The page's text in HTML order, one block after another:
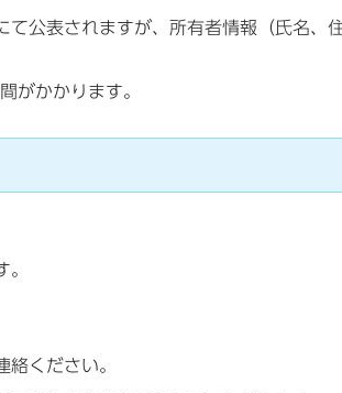
公表されますが、所有者情報（氏名、
がかかります。
ください。